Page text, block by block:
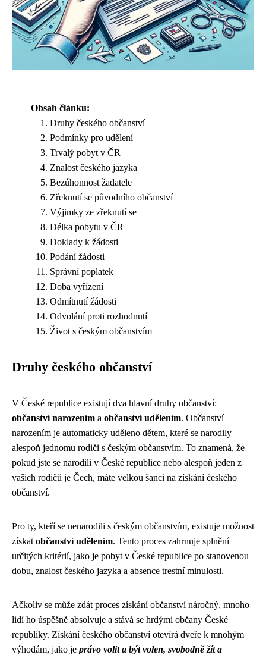
Obsah článku:
Druhy českého občanství
Podmínky pro udělení
Trvalý pobyt v ČR
Znalost českého jazyka
Bezúhonnost žadatele
Zřeknutí se původního občanství
Výjimky ze zřeknutí se
Délka pobytu v ČR
Doklady k žádosti
Podání žádosti
Správní poplatek
Doba vyřízení
Odmítnutí žádosti
Odvolání proti rozhodnutí
Život s českým občanstvím
Druhy českého občanství
V České republice existují dva hlavní druhy občanství:
občanství narozením a občanství udělením. Občanství
narozením je automaticky uděleno dětem, které se narodily
alespoň jednomu rodiči s českým občanstvím. To znamená, že
pokud jste se narodili v České republice nebo alespoň jeden z
vašich rodičů je Čech, máte velkou šanci na získání českého
občanství.
Pro ty, kteří se nenarodili s českým občanstvím, existuje možnost
získat občanství udělením. Tento proces zahrnuje splnění
určitých kritérií, jako je pobyt v České republice po stanovenou
dobu, znalost českého jazyka a absence trestní minulosti.
Ačkoliv se může zdát proces získání občanství náročný, mnoho
lidí ho úspěšně absolvuje a stává se hrdými občany České
republiky. Získání českého občanství otevírá dveře k mnohým
výhodám, jako je právo volit a být volen, svobodně žít a